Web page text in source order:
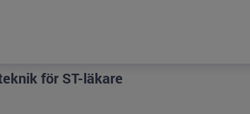
för ST-läkare